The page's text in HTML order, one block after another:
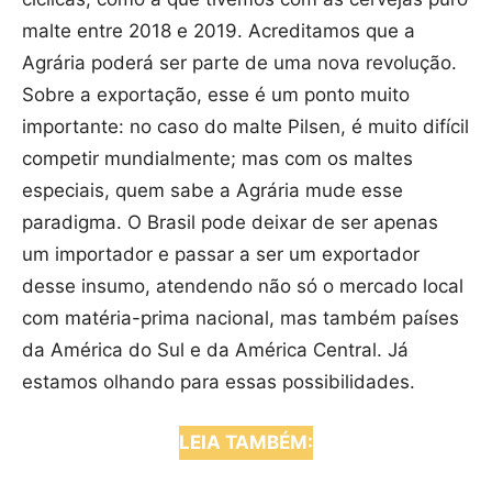
malte entre 2018 e 2019. Acreditamos que a
Agrária poderá ser parte de uma nova revolução.
Sobre a exportação, esse é um ponto muito
importante: no caso do malte Pilsen, é muito difícil
competir mundialmente; mas com os maltes
especiais, quem sabe a Agrária mude esse
paradigma. O Brasil pode deixar de ser apenas
um importador e passar a ser um exportador
desse insumo, atendendo não só o mercado local
com matéria-prima nacional, mas também países
da América do Sul e da América Central. Já
estamos olhando para essas possibilidades.
LEIA TAMBÉM: